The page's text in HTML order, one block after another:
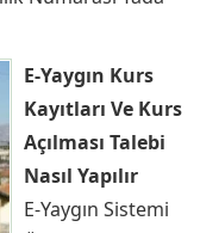
E-Yaygın Kurs
Kayıtları Ve Kurs
Açılması Talebi
Nasıl Yapılır
E-Yaygın Sistemi